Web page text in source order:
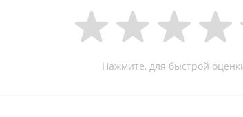
Нажмите, для быстрой